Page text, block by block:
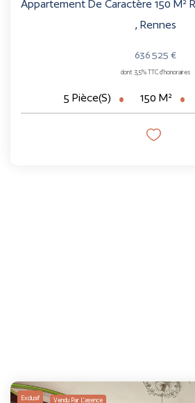
, Rennes
636 525 €
dont 3,5% TTC d'honoraires
5 Pièce(s) 150 M²
Exclusif Vendu Par L'agence